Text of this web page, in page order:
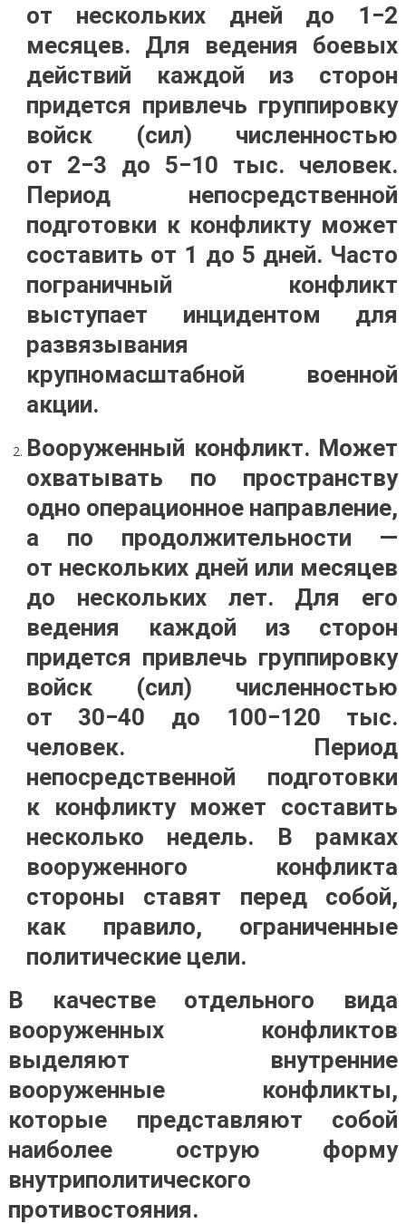
от нескольких дней до 1−2
месяцев. Для ведения боевых
действий каждой из сторон
придется привлечь группировку
войск (сил) численностью
от 2−3 до 5−10 тыс. человек.
Период непосредственной
подготовки к конфликту может
составить от 1 до 5 дней. Часто
пограничный конфликт
выступает инцидентом для
развязывания
крупномасштабной военной
акции.
Вооруженный конфликт. Может
охватывать по пространству
одно операционное направление,
а по продолжительности —
от нескольких дней или месяцев
до нескольких лет. Для его
ведения каждой из сторон
придется привлечь группировку
войск (сил) численностью
от 30−40 до 100−120 тыс.
человек. Период
непосредственной подготовки
к конфликту может составить
несколько недель. В рамках
вооруженного конфликта
стороны ставят перед собой,
как правило, ограниченные
политические цели.
В качестве отдельного вида
вооруженных конфликтов
выделяют внутренние
вооруженные конфликты,
которые представляют собой
наиболее острую форму
внутриполитического
противостояния.